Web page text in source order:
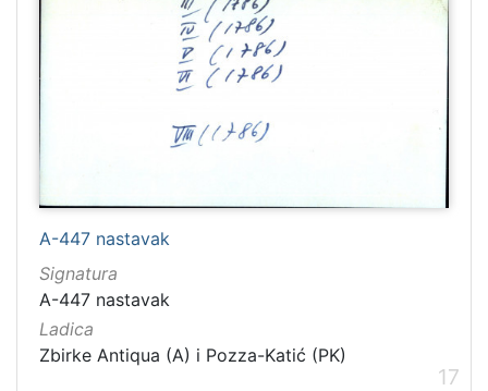
A-447 nastavak
Signatura
A-447 nastavak
Ladica
Zbirke Antiqua (A) i Pozza-Katić (PK)
17